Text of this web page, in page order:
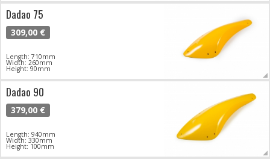
Dadao 75
309,00 €
Length: 710mm
Width: 260mm
Height: 90mm
Dadao 90
379,00 €
Length: 940mm
Width: 330mm
Height: 100mm